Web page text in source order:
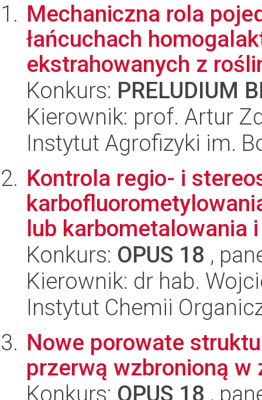
Mechaniczna rola
łańcuchach
ekstrahowanych z
Konkurs: PRELUDIUM
Kierownik: prof. Artur
Instytut Agrofizyki im.
Kontrola regio- i
lub karbometalowania
Konkurs: OPUS 18 ,
Kierownik: dr hab.
Instytut Chemii
Nowe porowate
przerwą wzbronioną w
Konkurs: OPUS 18 ,